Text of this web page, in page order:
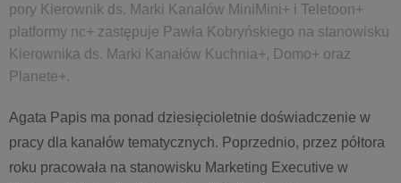
pory Kierownik ds. Marki Kanałów MiniMini+ i Teletoon+
platformy nc+ zastępuje Pawła Kobryńskiego na stanowisku
Kierownika ds. Marki Kanałów Kuchnia+, Domo+ oraz
Planete+.
Agata Papis ma ponad dziesięcioletnie doświadczenie w
pracy dla kanałów tematycznych. Poprzednio, przez półtora
roku pracowała na stanowisku Marketing Executive w